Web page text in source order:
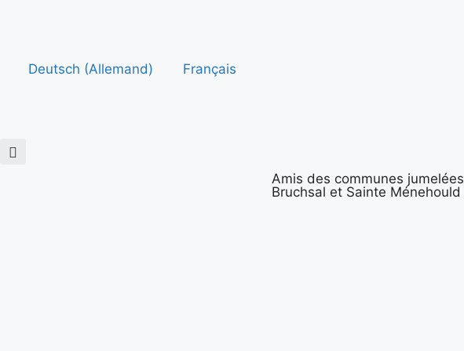
Deutsch (Allemand) Français
Amis des communes jumelées
Bruchsal et Sainte Ménehould